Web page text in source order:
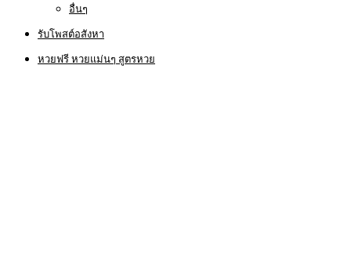
อื่นๆ
รับโพสต์อสังหา
หวยฟรี หวยแม่นๆ สูตรหวย